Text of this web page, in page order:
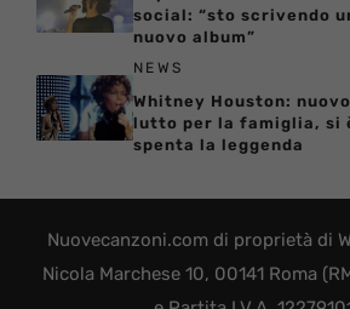
social: “sto scrivendo
nuovo album”
NEWS
Whitney Houston: nuovo
lutto per la famiglia, si
spenta la leggenda
Nuovecanzoni.com di proprietà di
Nicola Marchese 10, 00141 Roma